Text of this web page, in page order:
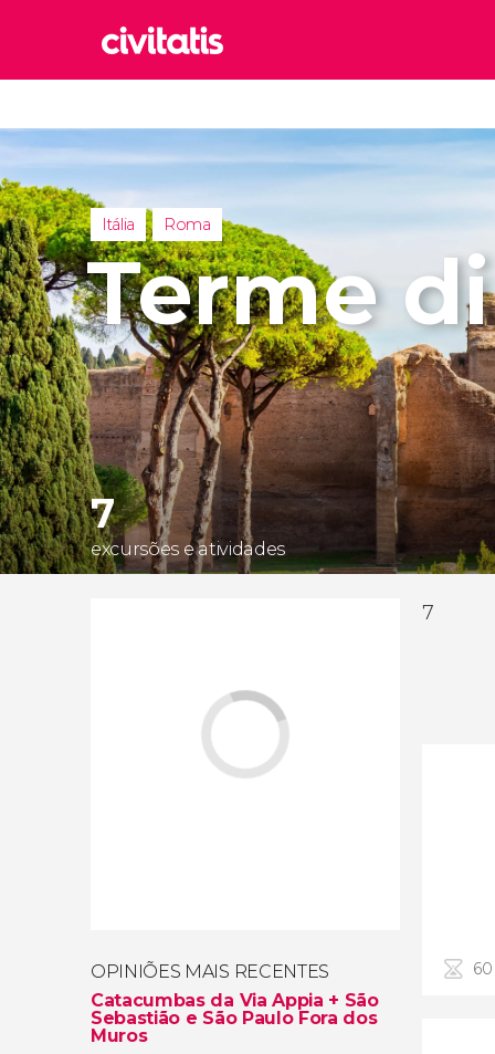
Itália
Reino
Turquia
Itália Roma
Terme
7
excursões e atividades
OPINIÕES MAIS RECENTES
Catacumbas da Via Appia + São
Sebastião e São Paulo Fora dos
Muros
7
60